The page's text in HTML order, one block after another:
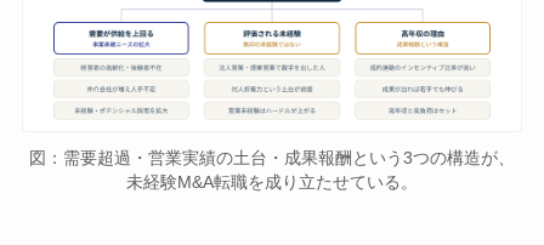
図：需要超過・営業実績の土台・成果報酬という3つの構造が、
未経験M&A転職を成り立たせている。